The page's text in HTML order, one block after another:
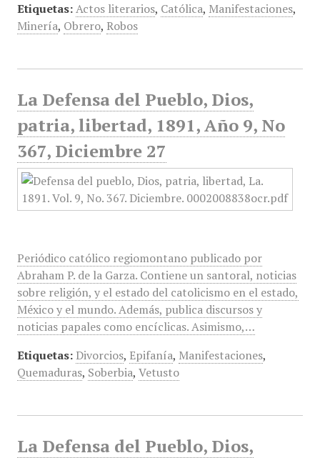
Etiquetas: Actos literarios, Católica, Manifestaciones,
Minería, Obrero, Robos
La Defensa del Pueblo, Dios,
patria, libertad, 1891, Año 9, No
367, Diciembre 27
Periódico católico regiomontano publicado por
Abraham P. de la Garza. Contiene un santoral, noticias
sobre religión, y el estado del catolicismo en el estado,
México y el mundo. Además, publica discursos y
noticias papales como encíclicas. Asimismo,…
Etiquetas: Divorcios, Epifanía, Manifestaciones,
Quemaduras, Soberbia, Vetusto
La Defensa del Pueblo, Dios,